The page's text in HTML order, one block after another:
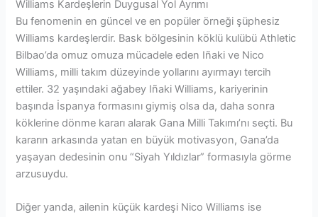
Williams Kardeşlerin Duygusal Yol Ayrımı
Bu fenomenin en güncel ve en popüler örneği şüphesiz
Williams kardeşlerdir. Bask bölgesinin köklü kulübü Athletic
Bilbao’da omuz omuza mücadele eden Iñaki ve Nico
Williams, milli takım düzeyinde yollarını ayırmayı tercih
ettiler. 32 yaşındaki ağabey Iñaki Williams, kariyerinin
başında İspanya formasını giymiş olsa da, daha sonra
köklerine dönme kararı alarak Gana Milli Takımı’nı seçti. Bu
kararın arkasında yatan en büyük motivasyon, Gana’da
yaşayan dedesinin onu “Siyah Yıldızlar” formasıyla görme
arzusuydu.
Diğer yanda, ailenin küçük kardeşi Nico Williams ise